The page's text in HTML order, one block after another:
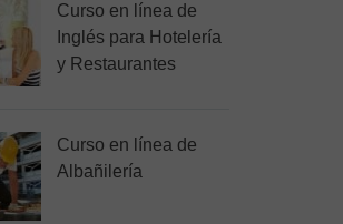
Curso en línea de
Inglés para Hotelería
y Restaurantes
Curso en línea de
Albañilería